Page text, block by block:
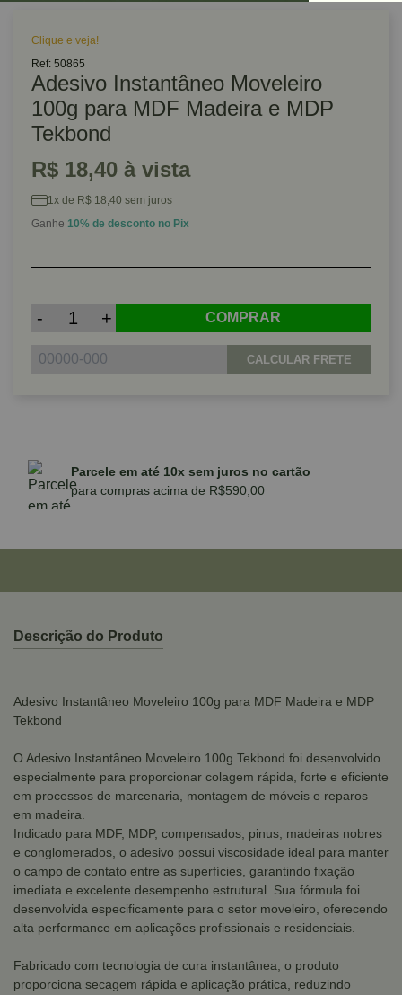
Clique e veja!
Ref: 50865
Adesivo Instantâneo Moveleiro
100g para MDF Madeira e MDP
Tekbond
R$ 18,40 à vista
1x de R$ 18,40 sem juros
Ganhe 10% de desconto no Pix
- + COMPRAR
CALCULAR FRETE
Parcele em até 10x sem juros no cartão
para compras acima de R$590,00
Descrição do Produto
Adesivo Instantâneo Moveleiro 100g para MDF Madeira e MDP
Tekbond
O Adesivo Instantâneo Moveleiro 100g Tekbond foi desenvolvido
especialmente para proporcionar colagem rápida, forte e eficiente
em processos de marcenaria, montagem de móveis e reparos
em madeira.
Indicado para MDF, MDP, compensados, pinus, madeiras nobres
e conglomerados, o adesivo possui viscosidade ideal para manter
o campo de contato entre as superfícies, garantindo fixação
imediata e excelente desempenho estrutural. Sua fórmula foi
desenvolvida especificamente para o setor moveleiro, oferecendo
alta performance em aplicações profissionais e residenciais.
Fabricado com tecnologia de cura instantânea, o produto
proporciona secagem rápida e aplicação prática, reduzindo